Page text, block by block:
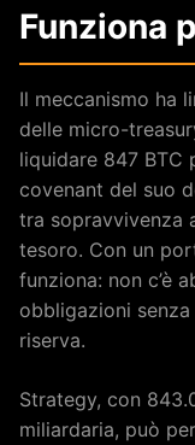
Funziona
Il meccanismo ha
delle micro-
liquidare 847 BTC
covenant del suo
tra sopravvivenza
tesoro. Con un
funziona: non c’è
obbligazioni
riserva.
Strategy, con
miliardaria, può